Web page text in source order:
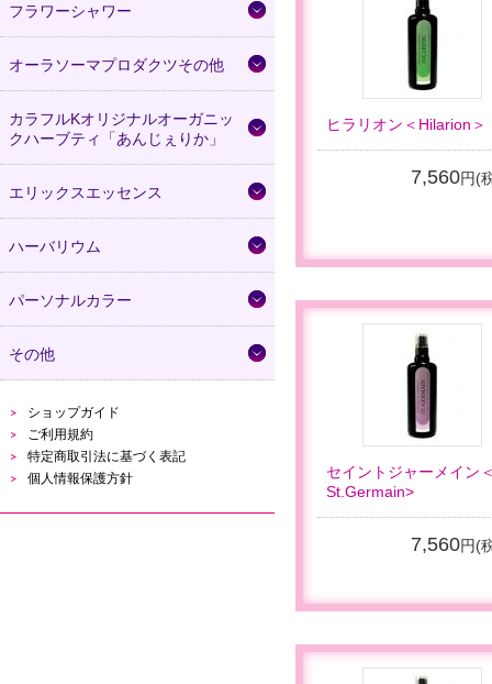
フラワーシャワー
オーラソーマプロダクツその他
カラフルKオリジナルオーガニッ
クハーブティ「あんじぇりか」
エリックスエッセンス
ハーバリウム
パーソナルカラー
その他
ショップガイド
ご利用規約
特定商取引法に基づく表記
個人情報保護方針
ヒラリオン＜Hilarion＞
7,560円(
セイントジャーメイン
St.Germain>
7,560円(